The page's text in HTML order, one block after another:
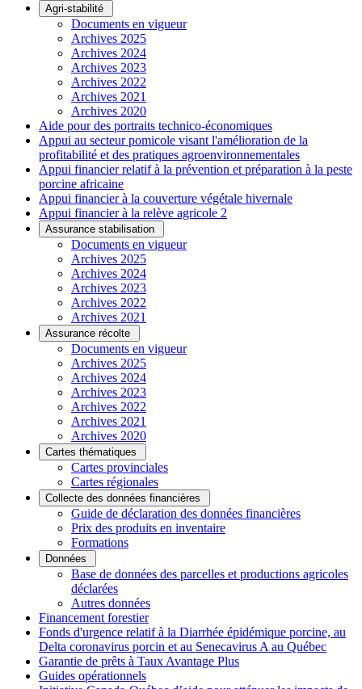
Agri-stabilité
Documents en vigueur
Archives 2025
Archives 2024
Archives 2023
Archives 2022
Archives 2021
Archives 2020
Aide pour des portraits technico-économiques
Appui au secteur pomicole visant l'amélioration de la
profitabilité et des pratiques agroenvironnementales
Appui financier relatif à la prévention et préparation à la peste
porcine africaine
Appui financier à la couverture végétale hivernale
Appui financier à la relève agricole 2
Assurance stabilisation
Documents en vigueur
Archives 2025
Archives 2024
Archives 2023
Archives 2022
Archives 2021
Assurance récolte
Documents en vigueur
Archives 2025
Archives 2024
Archives 2023
Archives 2022
Archives 2021
Archives 2020
Cartes thématiques
Cartes provinciales
Cartes régionales
Collecte des données financières
Guide de déclaration des données financières
Prix des produits en inventaire
Formations
Données
Base de données des parcelles et productions agricoles
déclarées
Autres données
Financement forestier
Fonds d'urgence relatif à la Diarrhée épidémique porcine, au
Delta coronavirus porcin et au Senecavirus A au Québec
Garantie de prêts à Taux Avantage Plus
Guides opérationnels